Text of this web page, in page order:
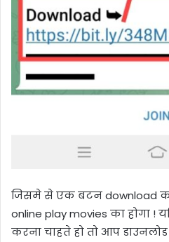
जिसमे से एक बटन download
online play movies का होगा !
करना चाहते हो तो आप